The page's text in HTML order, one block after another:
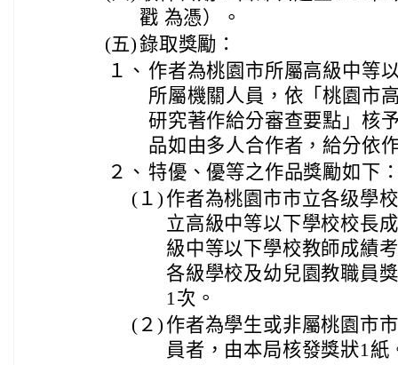
戳 為憑）。
(五)錄取獎勵：
１、 作者為桃園市所屬高級中等
所屬機關人員，依「桃園市
研究著作給分審查要點」核
品如由多人合作者，給分依
２、 特優、優等之作品獎勵如下
(１) 作者為桃園市市立各级學
立高級中等以下學校校長
級中等以下學校教師成績
各級學校及幼兒園教職員
1次。
(２) 作者為學生或非屬桃園市
員者，由本局核發獎狀1紙